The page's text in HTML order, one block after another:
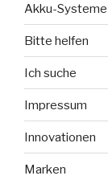
Akku-Systeme
Bitte helfen
Ich suche
Impressum
Innovationen
Marken